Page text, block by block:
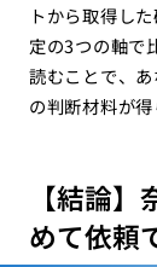
トから取得し
定の3つの軸で
読むことで、
の判断材料が得
【結論
めて依頼